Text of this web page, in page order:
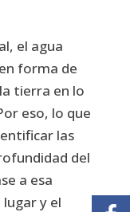
el agua
forma de
tierra en lo
eso, lo que
las
del
a esa
y el